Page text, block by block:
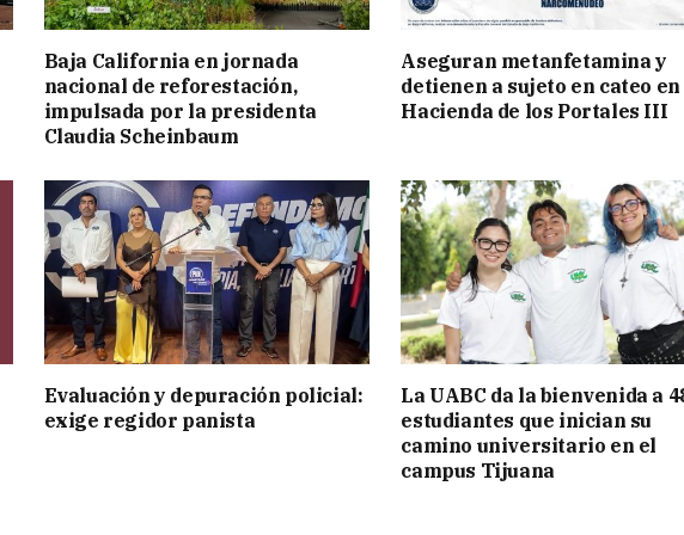
Baja California en jornada
nacional de reforestación,
impulsada por la presidenta
Claudia Scheinbaum
Aseguran metanfetamina y
detienen a sujeto en cateo en
Hacienda de los Portales III
Evaluación y depuración policial:
exige regidor panista
La UABC da la bienvenida a
estudiantes que inician su
camino universitario en el
campus Tijuana